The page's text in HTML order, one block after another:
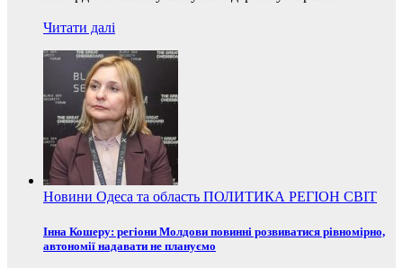
Читати далі
Новини Одеса та область ПОЛИТИКА РЕГІОН СВІТ
Інна Кошеру: регіони Молдови повинні розвиватися рівномірно,
автономії надавати не плануємо